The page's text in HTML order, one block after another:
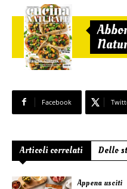
Facebook
Articoli correlati Dello
Appena usciti